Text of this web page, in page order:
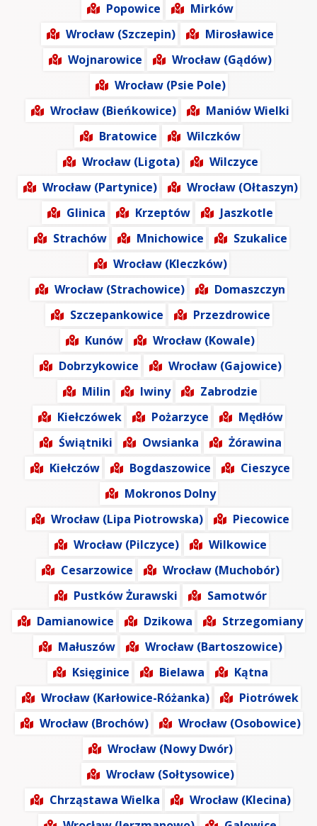
Popowice
Mirków
Wrocław (Szczepin)
Mirosławice
Wojnarowice
Wrocław (Gądów)
Wrocław (Psie Pole)
Wrocław (Bieńkowice)
Maniów Wielki
Bratowice
Wilczków
Wrocław (Ligota)
Wilczyce
Wrocław (Partynice)
Wrocław (Ołtaszyn)
Glinica
Krzeptów
Jaszkotle
Strachów
Mnichowice
Szukalice
Wrocław (Kleczków)
Wrocław (Strachowice)
Domaszczyn
Szczepankowice
Przezdrowice
Kunów
Wrocław (Kowale)
Dobrzykowice
Wrocław (Gajowice)
Milin
Iwiny
Zabrodzie
Kiełczówek
Pożarzyce
Mędłów
Świątniki
Owsianka
Żórawina
Kiełczów
Bogdaszowice
Cieszyce
Mokronos Dolny
Wrocław (Lipa Piotrowska)
Piecowice
Wrocław (Pilczyce)
Wilkowice
Cesarzowice
Wrocław (Muchobór)
Pustków Żurawski
Samotwór
Damianowice
Dzikowa
Strzegomiany
Małuszów
Wrocław (Bartoszowice)
Księginice
Bielawa
Kątna
Wrocław (Karłowice-Różanka)
Piotrówek
Wrocław (Brochów)
Wrocław (Osobowice)
Wrocław (Nowy Dwór)
Wrocław (Sołtysowice)
Chrząstawa Wielka
Wrocław (Klecina)